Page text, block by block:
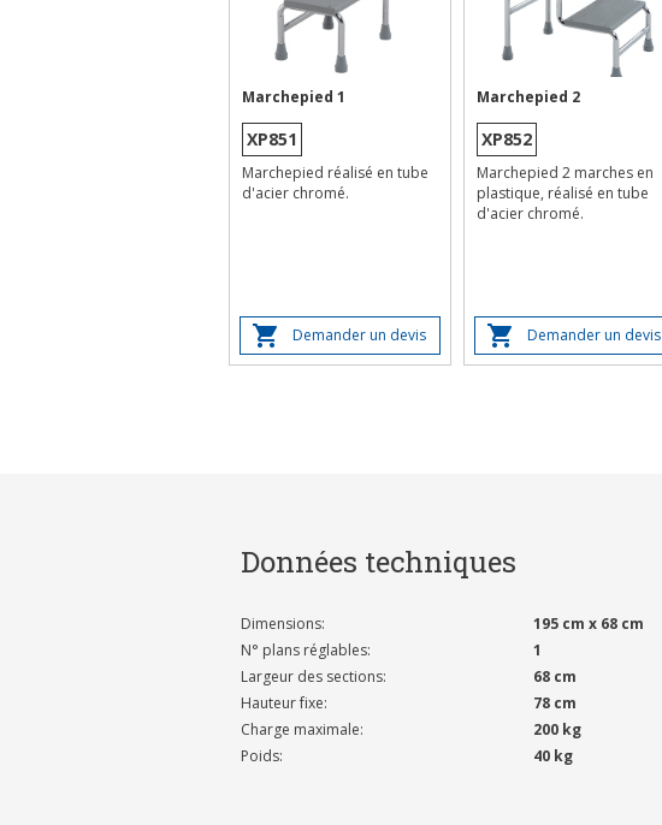
Marchepied 1
XP851
Marchepied réalisé en tube
d'acier chromé.
Demander un devis
Marchepied 2
XP852
Marchepied 2 marches en
plastique, réalisé en tube
d'acier chromé.
Demander un devis
Données techniques
Dimensions:
195 cm x 68 cm
N° plans réglables:
1
Largeur des sections:
68 cm
Hauteur fixe:
78 cm
Charge maximale:
200 kg
Poids:
40 kg